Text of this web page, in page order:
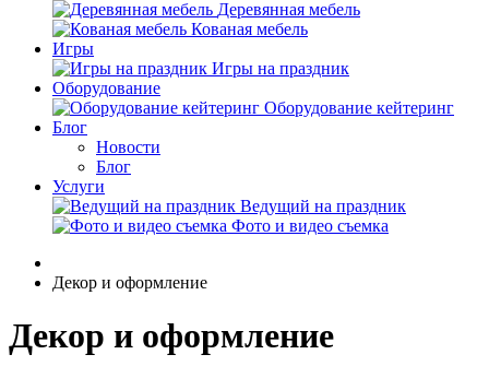
Деревянная мебель
Кованая мебель
Игры
Игры на праздник
Оборудование
Оборудование кейтеринг
Блог
Новости
Блог
Услуги
Ведущий на праздник
Фото и видео съемка
Декор и оформление
Декор и оформление